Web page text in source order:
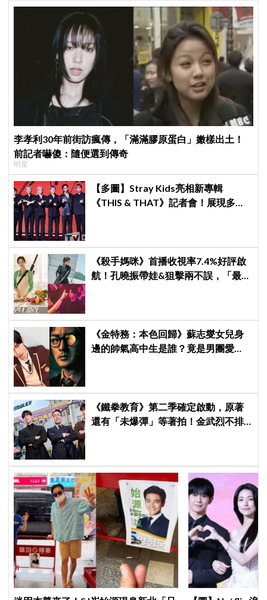
李孝利30年前街訪瘋傳，「滿滿膠原蛋白」嫩樣出土！
前記者嚇傻：隨便選到傳奇
明星
【多圖】Stray Kids亮相新專輯
《THIS & THAT》記者會！展現多才
《殺手媽咪》首播收視率7.4%好評啟
航！孔曉振帶娃&狙擊兩不誤，「最狂
《金特務：本色回歸》蘇志燮女兒身
邊的帥氣高中生是誰？竟是男團愛
《鐵拳教育》第二季確定啟動，原著
還有「未爆彈」等著拍！金武烈不排